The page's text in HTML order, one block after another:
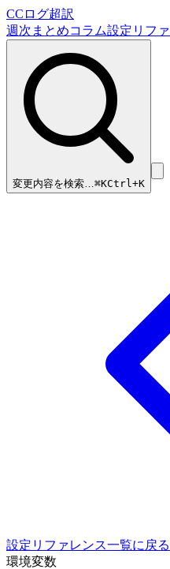
CCログ超訳
週次まとめコラム設定リフ
変更内容を検索…⌘KCtrl+K
設定リファレンス一覧に戻る
環境変数